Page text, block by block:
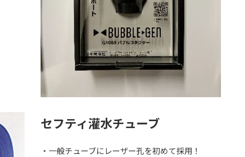
セフティ灌水チューブ
・一般チューブにレーザー孔を初めて採用！